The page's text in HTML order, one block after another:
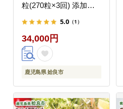
粒(270粒×3回) 添加物
ネラル 有機桑葉粉 鹿児
島県産 粒タイプ 健康習
慣 (a1018)
5.0 （1）
34,000円
鹿児島県 姶良市